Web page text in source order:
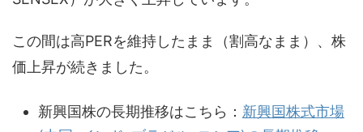
この間は高PERを維持したまま（割高なまま）、株
価上昇が続きました。
新興国株の長期推移はこちら： 新興国株式市場